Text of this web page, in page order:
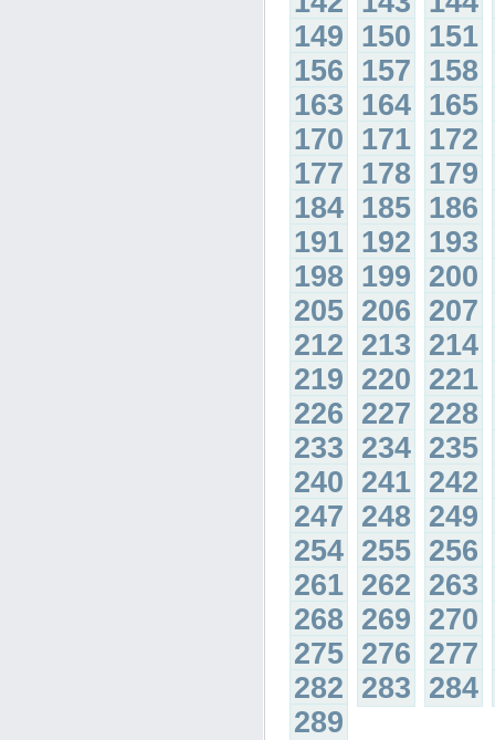
149 150 151
156 157 158
163 164 165
170 171 172
177 178 179
184 185 186
191 192 193
198 199 200
205 206 207
212 213 214
219 220 221
226 227 228
233 234 235
240 241 242
247 248 249
254 255 256
261 262 263
268 269 270
275 276 277
282 283 284
289